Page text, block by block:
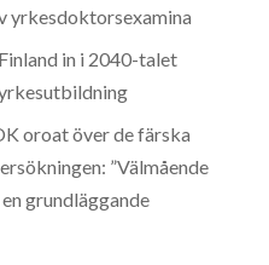
yrkesdoktorsexamina
in i 2040-talet
oroat över de färska
”Välmående
grundläggande